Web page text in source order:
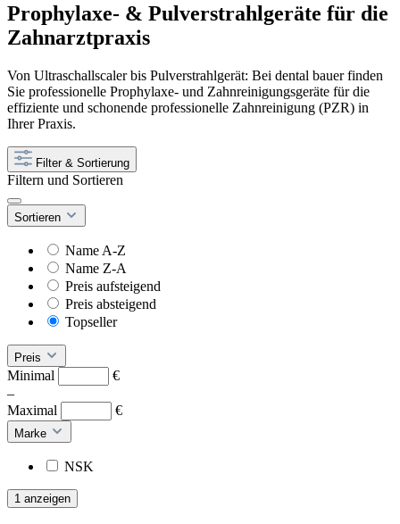
Prophylaxe- & Pulverstrahlgeräte für die
Zahnarztpraxis
Von Ultraschallscaler bis Pulverstrahlgerät: Bei dental bauer finden
Sie professionelle Prophylaxe- und Zahnreinigungsgeräte für die
effiziente und schonende professionelle Zahnreinigung (PZR) in
Ihrer Praxis.
Filter & Sortierung
Filtern und Sortieren
Sortieren
Name A-Z
Name Z-A
Preis aufsteigend
Preis absteigend
Topseller
Preis
Minimal
€
–
Maximal
€
Marke
NSK
1 anzeigen